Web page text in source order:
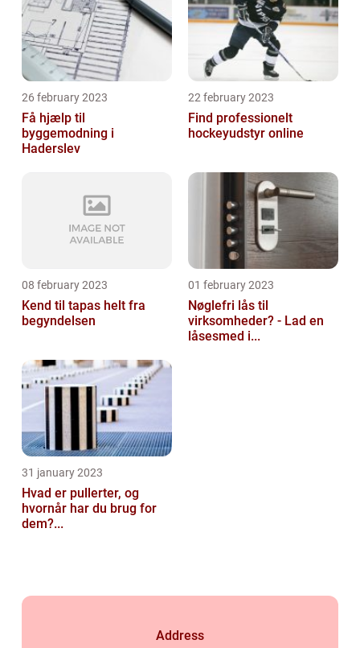
26 february 2023
Få hjælp til
byggemodning i
Haderslev
22 february 2023
Find professionelt
hockeyudstyr online
08 february 2023
Kend til tapas helt fra
begyndelsen
01 february 2023
Nøglefri lås til
virksomheder? - Lad en
låsesmed i...
31 january 2023
Hvad er pullerter, og
hvornår har du brug for
dem?...
Address